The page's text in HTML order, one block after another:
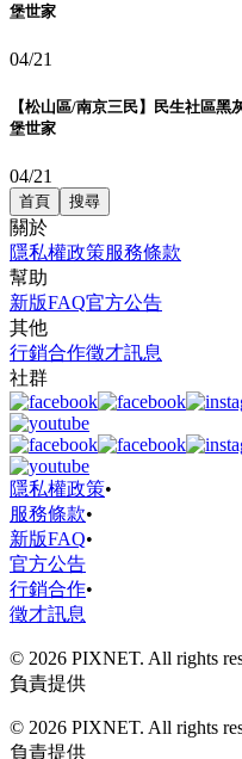
堡世家
04/21
【松山區/南京三民】民生社區
堡世家
04/21
首頁 搜尋
關於
隱私權政策服務條款
幫助
新版FAQ官方公告
其他
行銷合作徵才訊息
社群
隱私權政策•
服務條款•
新版FAQ•
官方公告
行銷合作•
徵才訊息
© 2026 PIXNET. All rights
負責提供
© 2026 PIXNET. All rights
負責提供